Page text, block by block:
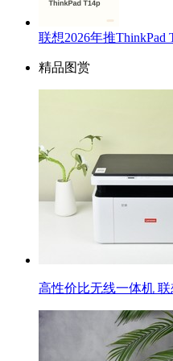
联想2026年推ThinkPad
精品图赏
高性价比无线一体机